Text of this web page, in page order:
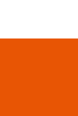
や業務のご案内
ご案内として、
【個人情報の第
弊社は、お客さ
し、次のいずれ
者に開示いたし